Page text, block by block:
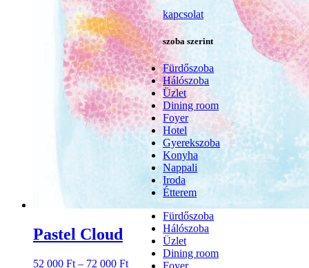
Pastel Cloud
52 000 Ft – 72 000 FtÁrtartomány:
kapcsolat
szoba szerint
Fürdőszoba
Hálószoba
Üzlet
Dining room
Foyer
Hotel
Gyerekszoba
Konyha
Nappali
Iroda
Étterem
Fürdőszoba
Hálószoba
Üzlet
Dining room